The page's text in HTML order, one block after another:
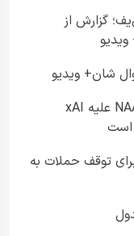
گزارش از
شان+ ویدیو
وزارت دادگستری آمریکا: شکایت NAACP علیه xAI
است
توقف حملات به